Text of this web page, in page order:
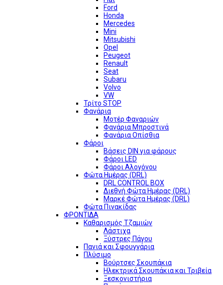
Ford
Honda
Mercedes
Mini
Mitsubishi
Opel
Peugeot
Renault
Seat
Subaru
Volvo
VW
Τρίτο STOP
Φανάρια
Μοτέρ Φαναριών
Φανάρια Μπροστινά
Φανάρια Οπίσθια
Φάροι
Βάσεις DIN για φάρους
Φάροι LED
Φάροι Αλογόνου
Φώτα Ημέρας (DRL)
DRL CONTROL BOX
Διεθνή Φώτα Ημέρας (DRL)
Μαρκέ Φώτα Ημέρας (DRL)
Φώτα Πινακίδας
ΦΡΟΝΤΙΔΑ
Καθαρισμός Τζαμιών
Λάστιχα
Ξύστρες Πάγου
Πανιά και Σφουγγάρια
Πλύσιμο
Βούρτσες Σκουπάκια
Ηλεκτρικά Σκουπάκια και Τριβεία
Ξεσκονιστήρια